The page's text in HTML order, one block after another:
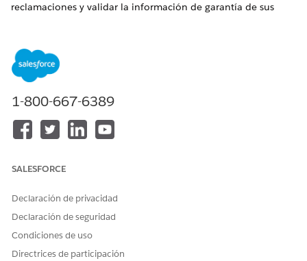
reclamaciones y validar la información de garantía de sus
serializables según los requisitos.
EDICIONES NECESARIAS
Disponible en: Lightning Experience
Disponible en: Ediciones
Unlimited
yDeveloper
1 Automotive Edition. Requiere que cada usuario tenga el
complemento Agentforce for Automotive para acceder a la
1-800-667-6389
SALESFORCE
Declaración de privacidad
Declaración de seguridad
Condiciones de uso
Directrices de participación